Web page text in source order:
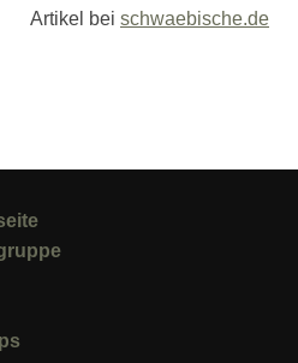
Artikel bei schwaebische.de